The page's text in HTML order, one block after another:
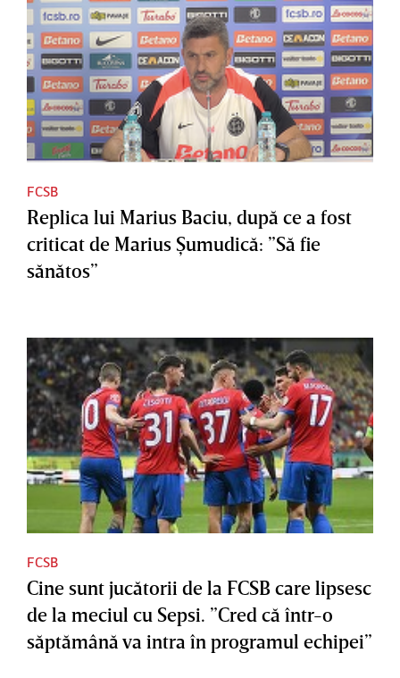
FCSB
Replica lui Marius Baciu, după ce a fost
criticat de Marius Şumudică: ”Să fie
sănătos”
FCSB
Cine sunt jucătorii de la FCSB care lipsesc
de la meciul cu Sepsi. ”Cred că într-o
săptămână va intra în programul echipei”